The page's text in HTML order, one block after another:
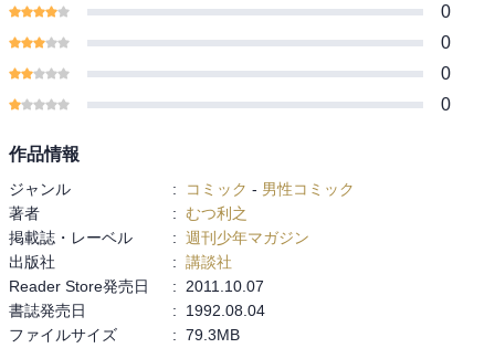
0
0
0
0
作品情報
ジャンル : コミック - 男性コミック
著者
: むつ利之
掲載誌・レーベル
: 週刊少年マガジン
出版社
: 講談社
Reader Store発売日
:
2011.10.07
書誌発売日
:
1992.08.04
ファイルサイズ
: 79.3MB